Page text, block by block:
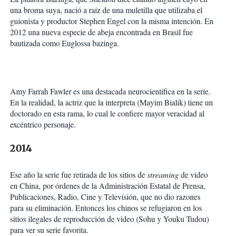
una broma suya, nació a raíz de una muletilla que utilizaba el
guionista y productor Stephen Engel con la misma intención. En
2012 una nueva especie de abeja encontrada en Brasil fue
bautizada como Euglossa bazinga.
Amy Farrah Fawler es una destacada neurocientífica en la serie.
En la realidad, la actriz que la interpreta (Mayim Bialik) tiene un
doctorado en esta rama, lo cual le confiere mayor veracidad al
excéntrico personaje.
2014
Ese año la serie fue retirada de los sitios destreamingde video
en China, por órdenes de la Administración Estatal de Prensa,
Publicaciones, Radio, Cine y Tele­visión, que no dio razones
para su eliminación. Entonces los chinos se refugiaron en los
sitios ilegales de reproducción de video (Sohu y Youku Tudou)
para ver su serie favorita.